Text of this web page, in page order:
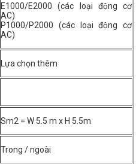
E1000/E2000 (các loại động cơ
AC)
P1000/P2000 (các loại động cơ
AC)
Lựa chọn thêm
Sm2 = W 5.5 m x H 5.5m
Trong / ngoài